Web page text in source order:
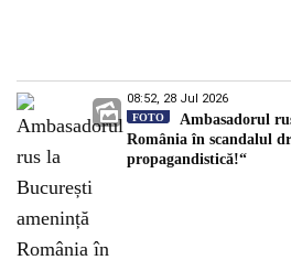
08:52, 28 Jul 2026
FOTO
Ambasadorul
România în scandalul
propagandistică!“